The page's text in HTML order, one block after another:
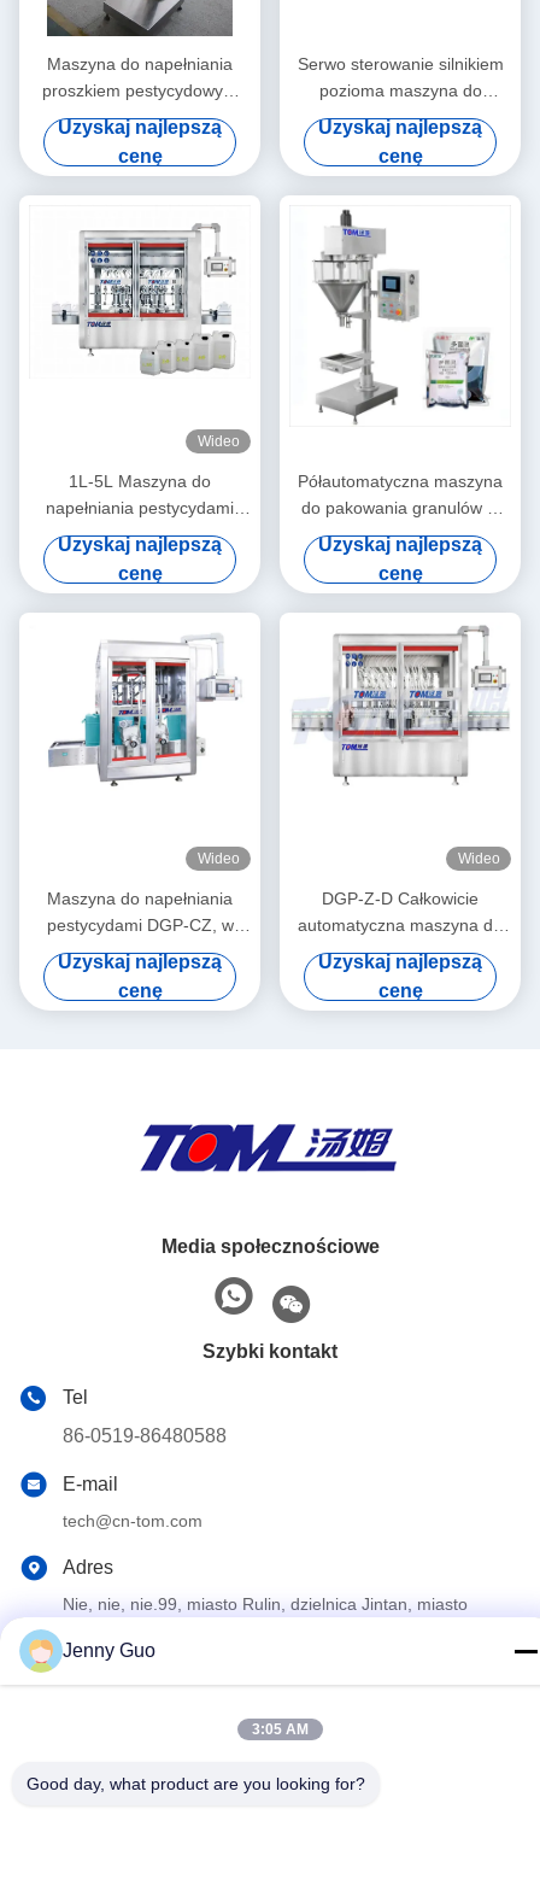
Maszyna do napełniania
proszkiem pestycydowym
Półautomatyczna do 1-5 kg
worka Maszyna do
napełniania pestycydami
Uzyskaj najlepszą
cenę
Serwo sterowanie silnikiem
pozioma maszyna do
napełniania pestycydów
automatyczna SS304
SS316L
Uzyskaj najlepszą
cenę
Wideo
1L-5L Maszyna do
napełniania pestycydami
glifosat/parakwat w płynie, w
pełni automatyczna, typu
liniowego
Uzyskaj najlepszą
cenę
Półautomatyczna maszyna
do pakowania granulów w
proszku 5 worków / min
Uzyskaj najlepszą
cenę
Wideo
Maszyna do napełniania
pestycydami DGP-CZ, w
pełni automatyczna,
sterowana przez PLC,
maszyna do napełniania
Uzyskaj najlepszą
cenę
Wideo
DGP-Z-D Całkowicie
automatyczna maszyna do
napełniania płynem z tłokami
pestycydów 50-1000 ml
Uzyskaj najlepszą
cenę
Media społecznościowe
Szybki kontakt
Tel
86-0519-86480588
E-mail
tech@cn-tom.com
Adres
Nie, nie, nie.99, miasto Rulin, dzielnica Jintan, miasto
Dostawca. Prawa autorskie © 2023-2026 Jiangsu TOM Intelligent
Jenny Guo
3:05 AM
Good day, what product are you looking for?